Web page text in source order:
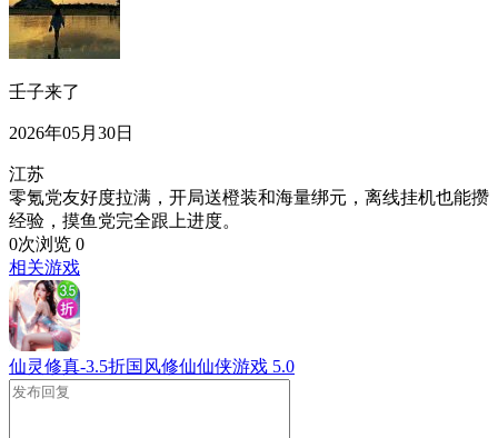
壬子来了
2026年05月30日
江苏
零氪党友好度拉满，开局送橙装和海量绑元，离线挂机也能攒
经验，摸鱼党完全跟上进度。
0次浏览 0
相关游戏
仙灵修真-3.5折国风修仙仙侠游戏 5.0